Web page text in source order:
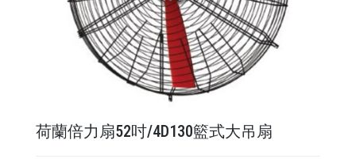
荷蘭倍力扇52吋/4D130籃式大吊扇